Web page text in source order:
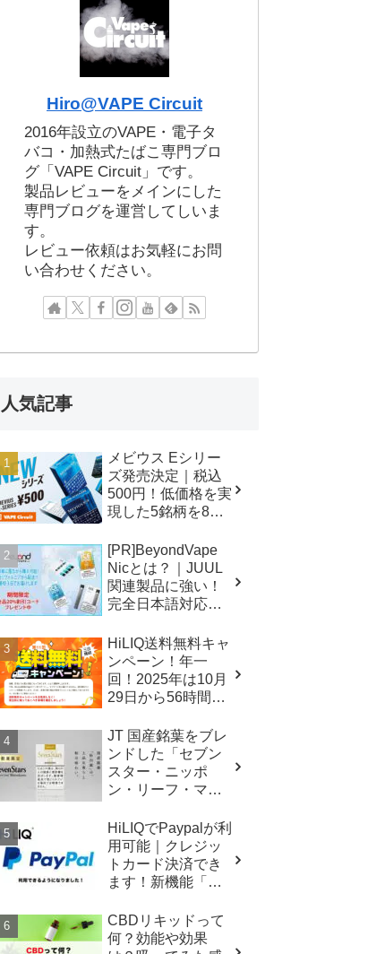
Hiro@VAPE Circuit
2016年設立のVAPE・電子タ
バコ・加熱式たばこ専門ブロ
グ「VAPE Circuit」です。
製品レビューをメインにした
専門ブログを運営してしいま
す。
レビュー依頼はお気軽にお問
い合わせください。
人気記事
メビウス Eシリー
ズ発売決定｜税込
500円！低価格を実
現した5銘柄を8月6
[PR]BeyondVape
Nicとは？｜JUUL
関連製品に強い！
完全日本語対応の
ト！
HiLIQ送料無料キャ
ンペーン！年一
回！2025年は10月
29日から56時間限
JT 国産銘葉をブレ
ンドした「セブン
スター・ニッポ
ン・リーフ・マツ
発売
HiLIQでPaypalが利
用可能｜クレジッ
トカード決済でき
ます！新機能「ス
がリリース
CBDリキッドって
何？効能や効果